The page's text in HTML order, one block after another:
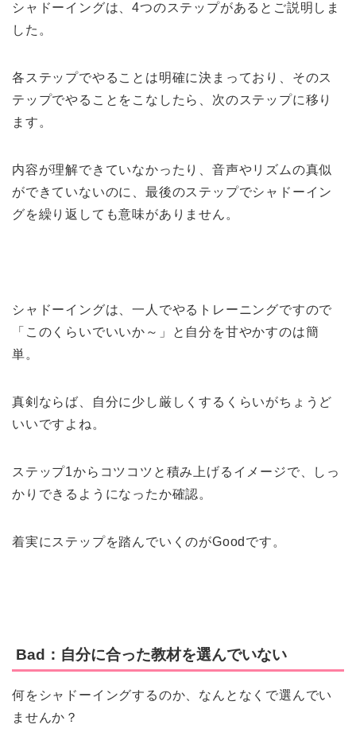
シャドーイングは、4つのステップがあるとご説明しま
した。
各ステップでやることは明確に決まっており、そのス
テップでやることをこなしたら、次のステップに移り
ます。
内容が理解できていなかったり、音声やリズムの真似
ができていないのに、最後のステップでシャドーイン
グを繰り返しても意味がありません。
シャドーイングは、一人でやるトレーニングですので
「このくらいでいいか～」と自分を甘やかすのは簡
単。
真剣ならば、自分に少し厳しくするくらいがちょうど
いいですよね。
ステップ1からコツコツと積み上げるイメージで、しっ
かりできるようになったか確認。
着実にステップを踏んでいくのがGoodです。
Bad：自分に合った教材を選んでいない
何をシャドーイングするのか、なんとなくで選んでい
ませんか？